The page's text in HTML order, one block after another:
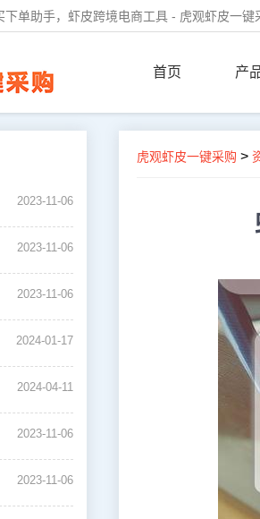
单助手，虾皮跨境电商工具 - 虎观虾皮一键
首页 产
2023-11-06
2023-11-06
2023-11-06
2024-01-17
2024-04-11
2023-11-06
2023-11-06
虎观虾皮一键采购 >